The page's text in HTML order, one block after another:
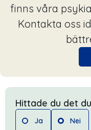
finns våra
Kontakta oss
Hittade du det
Ja Nei